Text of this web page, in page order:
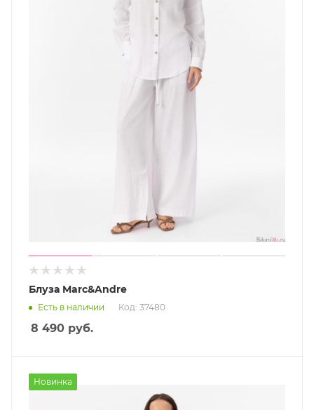
Блуза Marc&Andre
Есть в наличии Код: 37480
8 490 руб.
Новинка